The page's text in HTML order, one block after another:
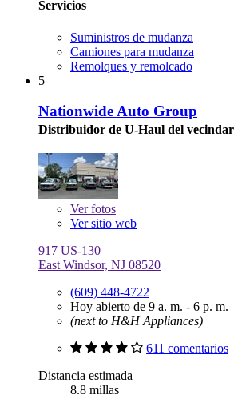
Servicios
Suministros de mudanza
Camiones para mudanza
Remolques y remolcado
5
Nationwide Auto Group
Distribuidor de U-Haul del
Verfotos
Ver sitio web
917 US-130
East Windsor, NJ 08520
(609) 448-4722
Hoy abierto de 9 a. m. - 6 p. m.
(next to H&H Appliances)
611 comentarios
Distancia estimada
8.8 millas